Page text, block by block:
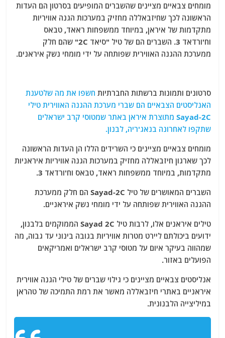
at
s
A
p
e
g
ra
m
ai
l
itt
er
c
e
b
o
k
מומחים צבאיים מציינים שהשברים המופיעים בסרטון הם העדות
הראשונה לכך שחיזבאללה מחזיק במערכות הגנה אוויריות
מתקדמות של איראן, במיוחד ממשפחות ראאד, טבאס
וח'ורדאד 3. השברים הם של טיל "סיאד 2C" שהם חלק
ממערכת ההגנה האווירית שפותחה על ידי מומחי נשק איראנים.
סרטונים ותמונות ברשתות החברתיות חשפו את מה שלטענת
האנליסטים הצבאיים הם שברי מערכת ההגנה האווירית טילי
Sayad-2C מתוצרת איראן באתר שמטוסי קרב ישראלים
שתקפו לאחרונה בנאג'ריה, לבנון.
מומחים צבאיים מציינים כי השרידים הללו הן העדות הראשונה
לכך שארגון חיזבאללה מחזיק במערכות הגנה אוויריות איראניות
מתקדמות, במיוחד ממשפחות ראאד, טבאס וח'ורדאד 3.
השברים המאושרים של טיל Sayad-2C הם חלק ממערכת
ההגנה האווירית שפותחה על ידי מומחי נשק איראניים.
טילים איראנים אלו, לרבות טיל Sayad 2C הממוקמים בלבנון,
ידועים ביכולתם ליירט מטרות אוויריות בגובה בינוני עד גבוה, מה
שמהווה בעיקר איום על מטוסי קרב ישראלים ואמריקאים
הפועלים באזור.
אנליסטים צבאיים מציינים כי גילוי שברים של טילי הגנה אווירית
איראניים באתרי חיזבאללה מאשר את רמת התמיכה של טהראן
במיליצייה הלבנונית.